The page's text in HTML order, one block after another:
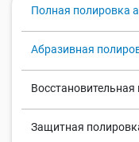
Полная полировка
Абразивная
Восстановительная
Защитная